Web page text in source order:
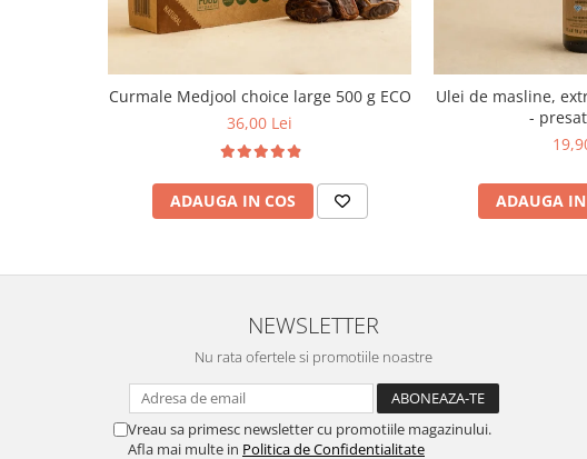
Curmale Medjool choice large 500 g ECO
36,00 Lei
ADAUGA IN COS
Ulei de masline,
-
ADAUGA IN
NEWSLETTER
Nu rata ofertele si promotiile noastre
Vreau sa primesc newsletter cu promotiile magazinului.
Afla mai multe in Politica de Confidentialitate